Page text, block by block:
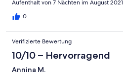
Aufenthalt von 7 Nächten im August 2021
0
Verifizierte Bewertung
10/10 – Hervorragend
Annina M.